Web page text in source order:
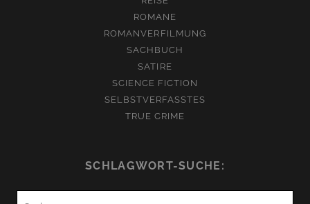
ROMANE
ROMANVERFILMUNG
SACHBUCH
SATIRE
SCIENCE FICTION
SELBSTVERFASSTES
TRUE CRIME
SCHLAGWORT-SUCHE: